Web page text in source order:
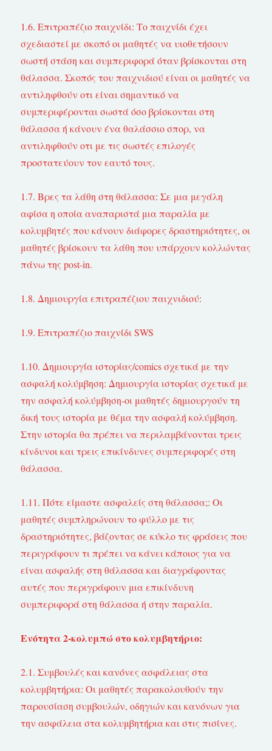
1.6. Επιτραπέζιο παιχνίδι: Το παιχνίδι έχει
σχεδιαστεί με σκοπό οι μαθητές να υιοθετήσουν
σωστή στάση και συμπεριφορά όταν βρίσκονται στη
θάλασσα. Σκοπός του παιχνιδιού είναι οι μαθητές να
αντιληφθούν οτι είναι σημαντικό να
συμπεριφέρονται σωστά όσο βρίσκονται στη
θάλασσα ή κάνουν ένα θαλάσσιο σπορ, να
αντιληφθούν οτι με τις σωστές επιλογές
προστατεύουν τον εαυτό τους.
1.7. Βρες τα λάθη στη θάλασσα: Σε μια μεγάλη
αφίσα η οποία αναπαριστά μια παραλία με
κολυμβητές που κάνουν διάφορες δραστηριότητες, οι
μαθητές βρίσκουν τα λάθη που υπάρχουν κολλώντας
πάνω της post-in.
1.8. Δημιουργία επιτραπέζιου παιχνιδιού:
1.9. Επιτραπέζιο παιχνίδι SWS
1.10. Δημιουργία ιστορίας/comics σχετικά με την
ασφαλή κολύμβηση: Δημιουργία ιστορίας σχετικά με
την ασφαλή κολύμβηση-οι μαθητές δημιουργούν τη
δική τους ιστορία με θέμα την ασφαλή κολύμβηση.
Στην ιστορία θα πρέπει να περιλαμβάνονται τρεις
κίνδυνοι και τρεις επικίνδυνες συμπεριφορές στη
θάλασσα.
1.11. Πότε είμαστε ασφαλείς στη θάλασσα;: Οι
μαθητές συμπληρώνουν το φύλλο με τις
δραστηριότητες, βάζοντας σε κύκλο τις φράσεις που
περιγράφουν τι πρέπει να κάνει κάποιος για να
είναι ασφαλής στη θάλασσα και διαγράφοντας
αυτές που περιγράφουν μια επικίνδυνη
συμπεριφορά στη θάλασσα ή στην παραλία.
Ενότητα 2-κολυμπώ στο κολυμβητήριο:
2.1. Συμβουλές και κανόνες ασφάλειας στα
κολυμβητήρια: Οι μαθητές παρακολουθούν την
παρουσίαση συμβουλών, οδηγιών και κανόνων για
την ασφάλεια στα κολυμβητήρια και στις πισίνες.